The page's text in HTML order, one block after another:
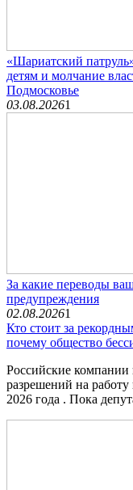
«Шариатский
детям и молчание
Подмосковье
03.08.20261
За какие переводы
предупреждения
02.08.20261
Кто стоит за
почему общество
Российские
разрешений на
2026 года . Пока